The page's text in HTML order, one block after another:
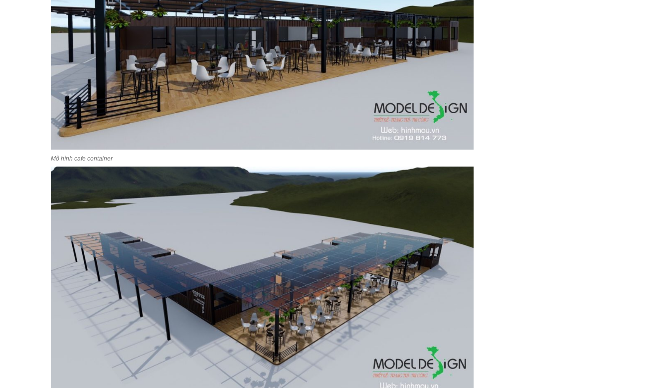
Mô hình cafe container